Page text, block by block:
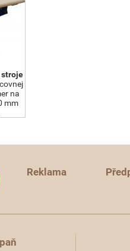
stroje
na
mm
Reklama